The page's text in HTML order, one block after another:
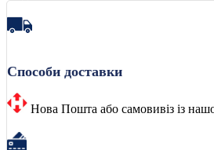
Способи доставки
Нова Пошта або самовивіз із